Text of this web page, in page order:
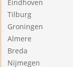
Eindhoven
Tilburg
Groningen
Almere
Breda
Nijmegen